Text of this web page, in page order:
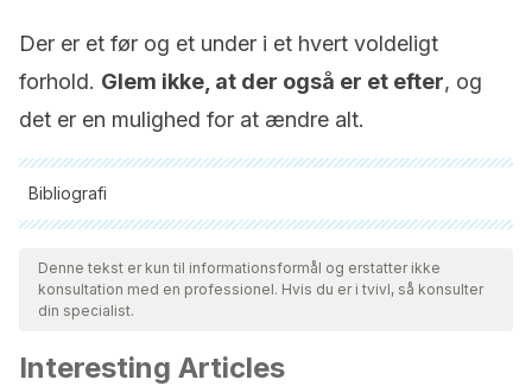
Der er et før og et under i et hvert voldeligt
forhold. Glem ikke, at der også er et efter, og
det er en mulighed for at ændre alt.
Bibliografi
Alle citerede kilder blev grundigt gennemgået af vores team
for at sikre deres kvalitet, pålidelighed, aktualitet og validitet.
Bibliografien i denne artikel blev betragtet som pålidelig og af
Arruabarrena, M. I. (2011). Maltrato Psicológico a los Niños,
Denne tekst er kun til informationsformål og erstatter ikke
konsultation med en professionel. Hvis du er i tvivl, så konsulter
din specialist.
Interesting Articles